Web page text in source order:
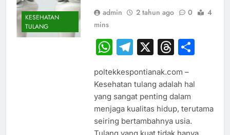
KESEHATAN
TULANG
admin 2 tahun ago 0
4
mins
WhatsApp
Telegram
X
poltekkespontianak.com –
Kesehatan tulang adalah hal
yang sangat penting dalam
menjaga kualitas hidup, terutama
seiring bertambahnya usia.
Tulang yang kuat tidak hanya